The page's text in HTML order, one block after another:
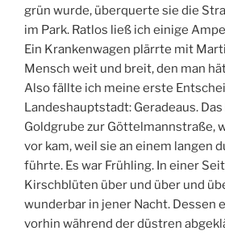
grün wurde, überquerte sie die
im Park. Ratlos ließ ich einige
Ein Krankenwagen plärrte mit
Mensch weit und breit, den man
Also fällte ich meine erste
Landeshauptstadt: Geradeaus.
Goldgrube zur Göttelmannstraße,
vor kam, weil sie an einem langen
führte. Es war Frühling. In einer
Kirschblüten über und über und
wunderbar in jener Nacht. Dessen
vorhin während der düstren